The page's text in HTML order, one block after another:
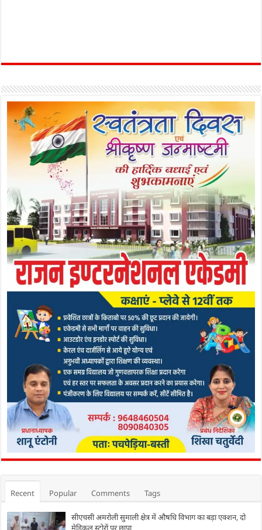
Recent Popular Comments Tags
सीएचसी अमरोली सुमाली क्षेत्र में औषधि विभाग का बड़ा एक्शन, दो
मेडिकल स्टोरों पर छापा